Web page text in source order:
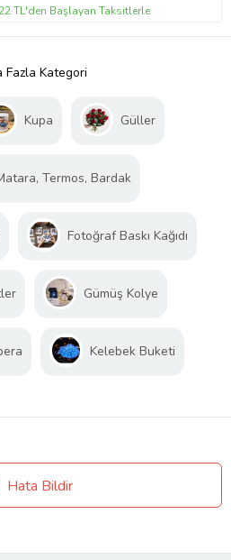
TL'den Başlayan Taksitlerle
Fazla Kategori
Kupa Güller
Termos, Bardak
Fotoğraf Baskı Kağıdı
Gümüş Kolye
Kelebek Buketi
Hata Bildir